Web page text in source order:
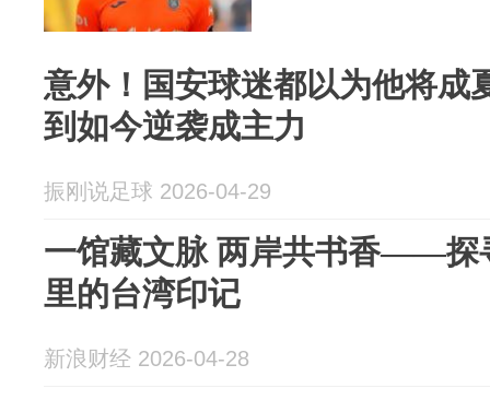
意外！国安球迷都以为他将成
到如今逆袭成主力
振刚说足球 2026-04-29
一馆藏文脉 两岸共书香——探
里的台湾印记
新浪财经 2026-04-28